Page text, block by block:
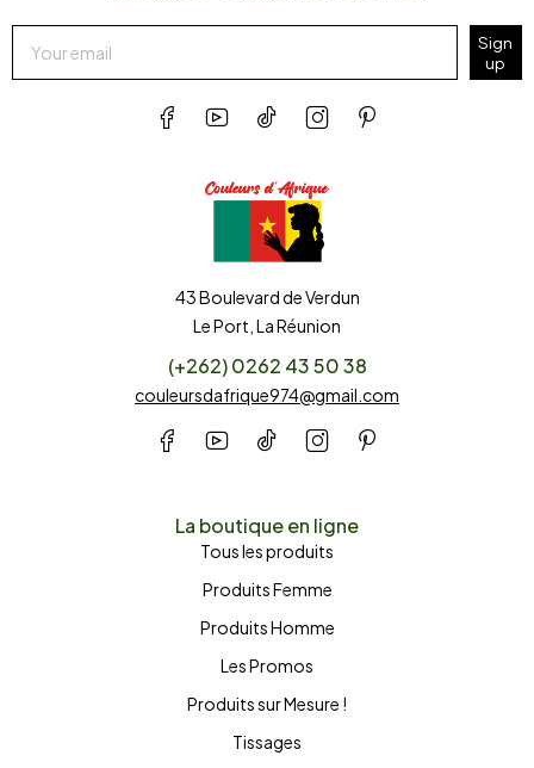
43 Boulevard de Verdun
Le Port, La Réunion
(+262) 0262 43 50 38
couleursdafrique974@gmail.com
La boutique en ligne
Tous les produits
Produits Femme
Produits Homme
Les Promos
Produits sur Mesure !
Tissages
Sign
up